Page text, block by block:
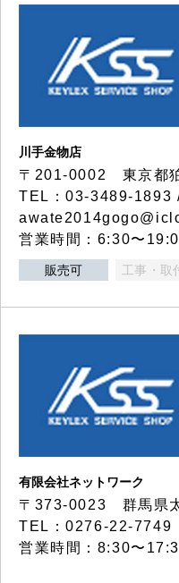
川手金物店
〒201-0002 東京都
TEL：03-3489-1893
営業時間：6:30〜
販売可 工事・取
有限会社ネットワーク
〒373-0023 群馬県
TEL：0276-22-7749
営業時間：8:30〜